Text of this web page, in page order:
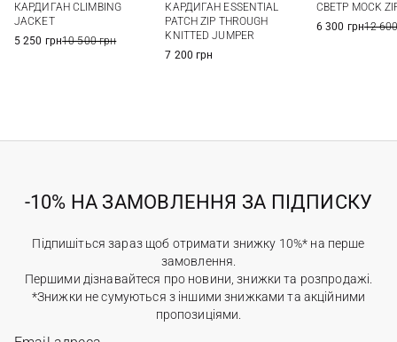
3XL
КАРДИГАН CLIMBING
JACKET
5 250 грн10 500 грн
XXL
КАРДИГАН ESSENTIAL
PATCH ZIP THROUGH
KNITTED JUMPER
7 200 грн
СВЕТР MOCK
6 300 грн12
-10% НА ЗАМОВЛЕННЯ ЗА ПІДПИСКУ
Підпишіться зараз щоб отримати знижку 10%* на перше
замовлення.
Першими дізнавайтеся про новини, знижки та розпродажі.
*Знижки не сумуються з іншими знижками та акційними
пропозиціями.